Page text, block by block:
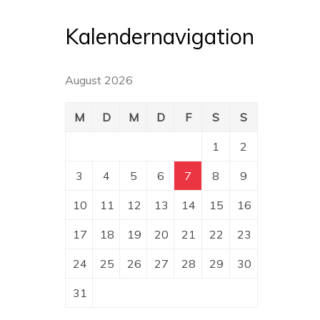
Kalendernavigation
August 2026
M D M D F S S
1 2
3 4 5 6 7 8 9
10 11 12 13 14 15 16
17 18 19 20 21 22 23
24 25 26 27 28 29 30
31